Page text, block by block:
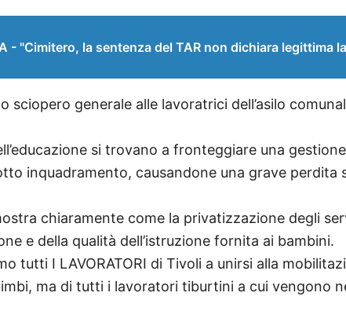
- "Cimitero, la sentenza del TAR non dichiara legittima
sciopero generale alle lavoratrici dell’asilo
si trovano a fronteggiare una
inquadramento, causandone una grave perdita
chiaramente come la privatizzazione degli
e della qualità dell’istruzione fornita ai bambini.
tutti I LAVORATORI di Tivoli a unirsi alla
ma di tutti i lavoratori tiburtini a cui vengono